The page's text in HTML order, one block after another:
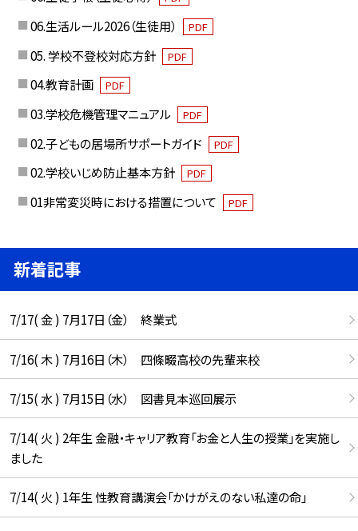
06.生活ルール2026（生徒用） PDF
05. 学校不登校対応方針 PDF
04.教育計画 PDF
03.学校危機管理マニュアル PDF
02.子どもの居場所サポートガイド PDF
02.学校いじめ防止基本方針 PDF
01非常変災時における措置について PDF
新着記事
7/17( 金 ) 7月17日（金） 終業式
7/16( 木 ) 7月16日（木） 四條畷高校の先輩来校
7/15( 水 ) 7月15日（水） 図書見本巡回展示
7/14( 火 ) 2年生 金融・キャリア教育「お金と人生の授業」を実施し
ました
7/14( 火 ) 1年生 性教育講演会「かけがえのない私達の命」